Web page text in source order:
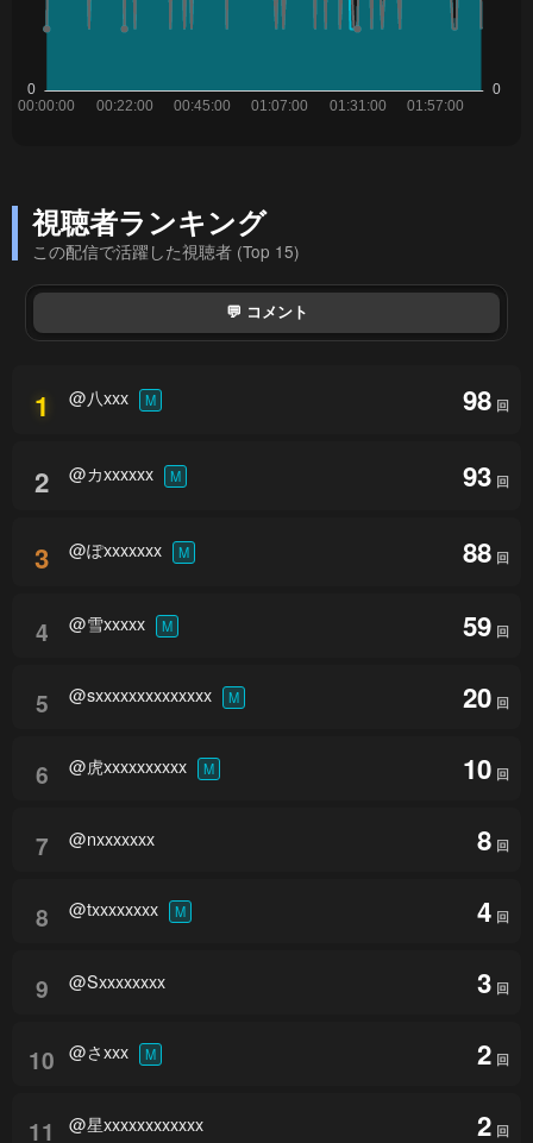
視聴者ランキング
この配信で活躍した視聴者 (Top 15)
💬 コメント
1 @八xxx M 98 回
2 @カxxxxxx M 93 回
3 @ぽxxxxxxx M 88 回
4 @雪xxxxx M 59 回
5 @sxxxxxxxxxxxxxx M 20 回
6 @虎xxxxxxxxxx M 10 回
7 @nxxxxxxx 8 回
8 @txxxxxxxx M 4 回
9 @Sxxxxxxxx 3 回
10 @さxxx M 2 回
11 @星xxxxxxxxxxxx 2 回